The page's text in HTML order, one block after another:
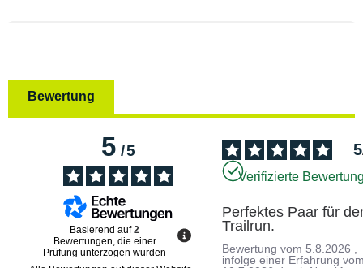
Bewertung
5/5
Basierend auf2
Bewertungen, die einer
Prüfung unterzogen wurden
5
Verifizierte
Perfektes Paar für
Trailrun.
Bewertung vom 5.8.2026
infolge einer Erfahrung